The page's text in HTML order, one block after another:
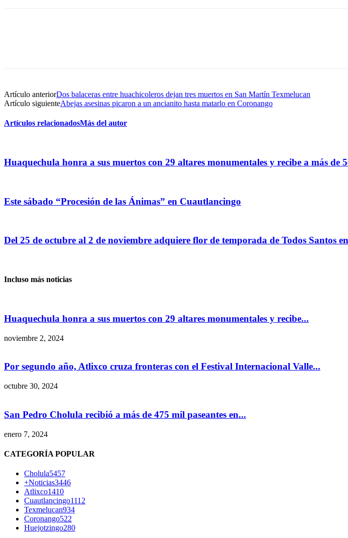
Artículo anteriorDos balaceras entre huachicoleros dejan tres muertos en San Martín Texmelucan
Artículo siguienteAbejas asesinas picaron a un ancianito hasta matarlo en Coronango
Artículos relacionadosMás del autor
Huaquechula honra a sus muertos con 29 altares monumentales y recibe a más de
Este sábado “Procesión de las Ánimas” en Cuautlancingo
Del 25 de octubre al 2 de noviembre adquiere flor de temporada de Todos Santos
Incluso más noticias
Huaquechula honra a sus muertos con 29 altares monumentales y recibe...
noviembre 2, 2024
Por segundo año, Atlixco cruza fronteras con el Festival Internacional Valle...
octubre 30, 2024
San Pedro Cholula recibió a más de 475 mil paseantes en...
enero 7, 2024
CATEGORÍA POPULAR
Cholula5457
+Noticias3446
Atlixco1410
Cuautlancingo1112
Texmelucan934
Coronango522
Huejotzingo280